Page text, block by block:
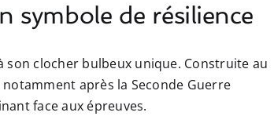
symbole de résilience
clocher bulbeux unique. Construite au
après la Seconde Guerre
face aux épreuves.